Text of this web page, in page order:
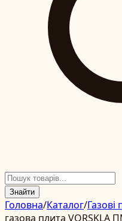
Знайти
Головна/Каталог/Газові
газова плита VORSKLA